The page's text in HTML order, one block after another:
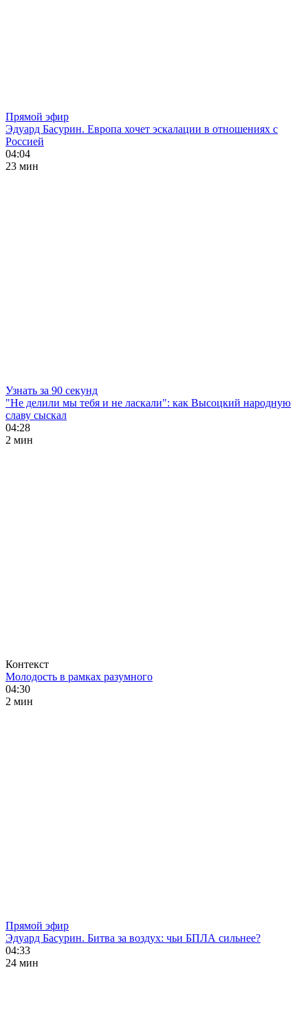
Прямой эфир
Эдуард Басурин. Европа хочет эскалации в отношениях с
Россией
04:04
23 мин
Узнать за 90 секунд
"Не делили мы тебя и не ласкали": как Высоцкий народную
славу сыскал
04:28
2 мин
Контекст
Молодость в рамках разумного
04:30
2 мин
Прямой эфир
Эдуард Басурин. Битва за воздух: чьи БПЛА сильнее?
04:33
24 мин